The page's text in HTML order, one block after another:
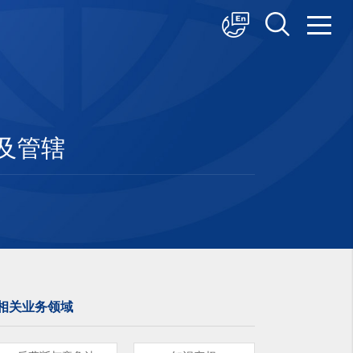
管辖
关业务领域